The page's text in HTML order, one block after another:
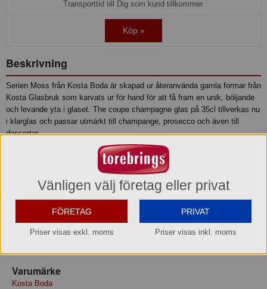
Transporttid till Dig som kund tillkommer.
Köp »
Beskrivning
Serien Moss från Kosta Boda är skapad ur återanvända gamla formar från
Kosta Glasbruk som karvats ur för hand för att få fram en unik, böljande
och levande yta i glaset. The coupe champagne glas på 35cl tillverkas nu
i klarglas och passar utmärkt till champange, prosecco och även till
desserter.
• Hljd: 115 mm
• Volym: 35 cl
• Design: Åsa Jungnelius
Produktinformation
Varumärke
Kosta Boda
Vänligen välj företag eller privat
FÖRETAG
Priser visas exkl. moms
PRIVAT
Priser visas inkl. moms